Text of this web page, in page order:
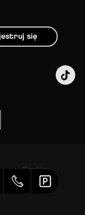
się
Cookies
settings